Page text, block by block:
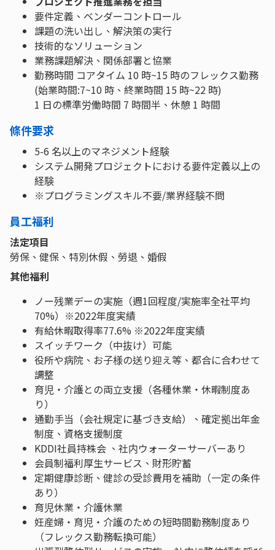
要件定義、ベンダーコントロール
課題の洗い出し、解決策の実行
技術的なソリューション
業務課題解決、関係部署と協業
勤務時間 コアタイム 10 時~15 時のフレックス勤務
(始業時間:7~10 時、終業時間 15 時~22 時)
1 日の標準労働時間 7 時間半、休憩 1 時間
條件要求
5-6 名以上のマネジメント経験
システム開発プロジェクトにおける要件定義以上の
経験
※プログラミングスキル不要/業界経験不問
員工福利
法定項目
勞保、健保、特別休假、勞退、婚假
其他福利
ノー残業デーの実施（週1回程度/実施率全社平均
70%）※2022年度実績
有給休暇取得率77.6% ※2022年度実績
スイッチワーク（中抜け）可能
役所や病院、お子様の送り迎え等、都合に合わせて
調整
育児・介護との両立支援（各種休業・休暇制度あ
り）
通勤手当（会社規定に基づき支給）、確定拠出年金
制度、資格支援制度
KDDI社員持株会 、社内ウォーターサーバーあり
会員制福利厚生サービス、財形貯蓄
定期健康診断、健診の受診費用を補助（一定の条件
あり）
育児休業・介護休業
妊産婦・育児・介護のための短時間勤務制度あり
（フレックス勤務転換可能）